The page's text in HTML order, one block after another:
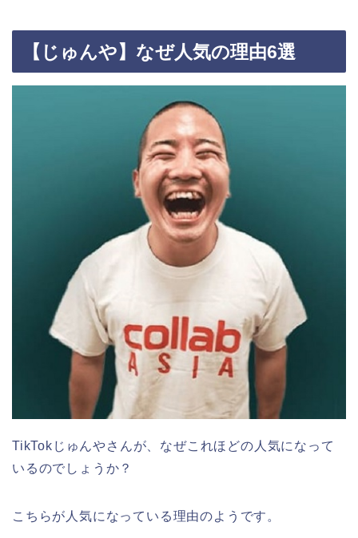
【じゅんや】なぜ人気の理由6選
TikTokじゅんやさんが、なぜこれほどの人気になって
いるのでしょうか？
こちらが人気になっている理由のようです。